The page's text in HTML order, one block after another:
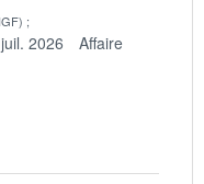
2026
Affaire